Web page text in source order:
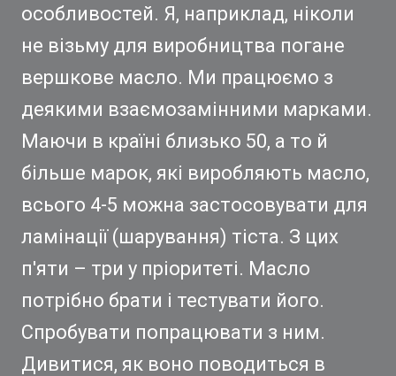
особливостей. Я, наприклад, ніколи
не візьму для виробництва погане
вершкове масло. Ми працюємо з
деякими взаємозамінними марками.
Маючи в країні близько 50, а то й
більше марок, які виробляють масло,
всього 4-5 можна застосовувати для
ламінації (шарування) тіста. З цих
п'яти – три у пріоритеті. Масло
потрібно брати і тестувати його.
Спробувати попрацювати з ним.
Дивитися, як воно поводиться в